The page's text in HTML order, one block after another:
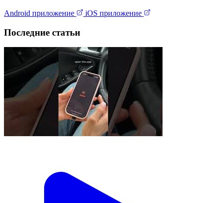
Android приложение iOS приложение
Последние статьи